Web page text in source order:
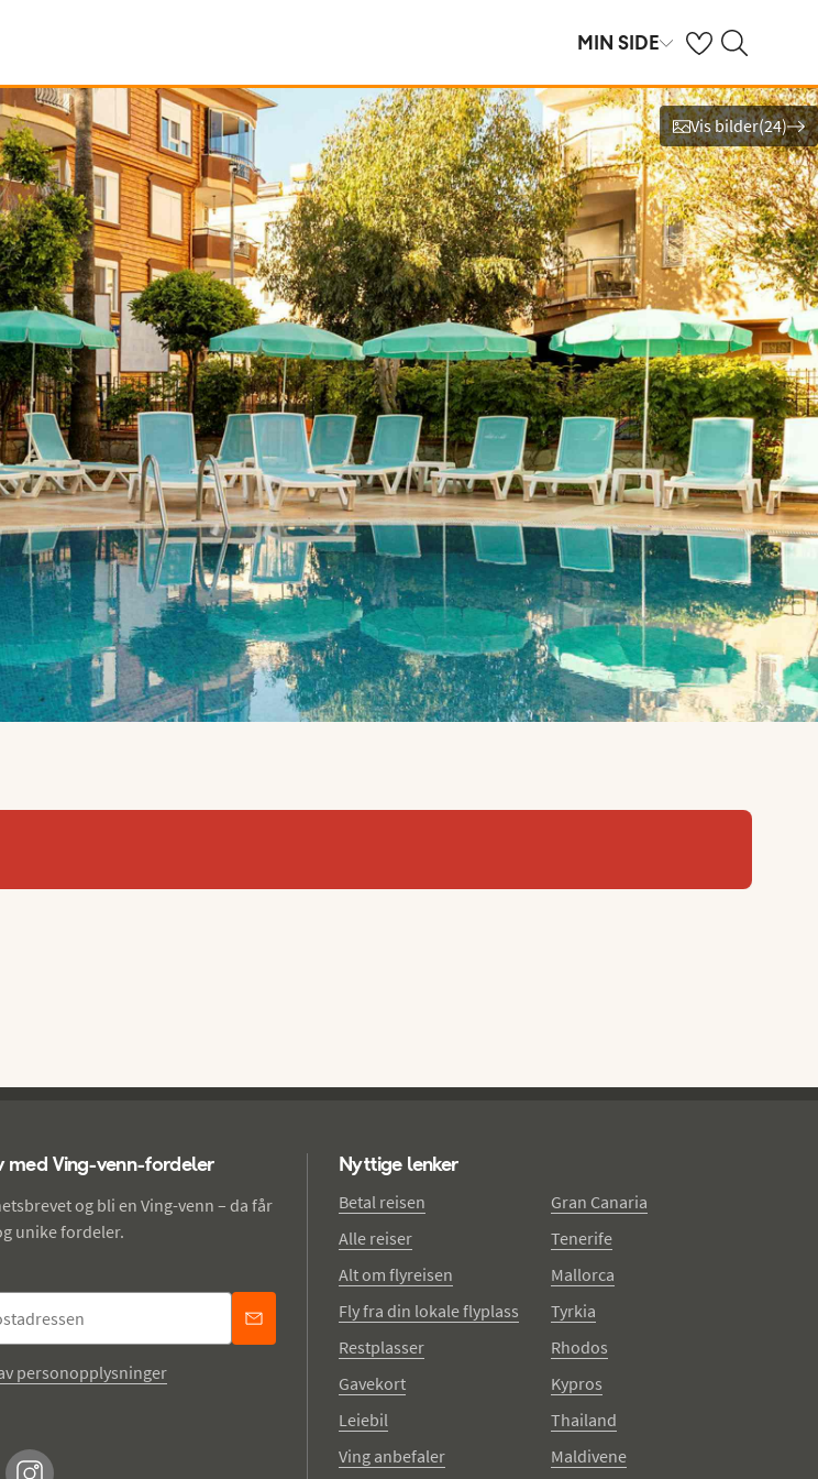
MIN SIDE Se dine sparte
Søk på ving.no
Vis bilder(24)
med Ving-venn-fordeler
og bli en Ving-venn – da får
unike fordeler.
personopplysninger
Nyttige lenker
Betal reisen
Alle reiser
Alt om flyreisen
Fly fra din lokale flyplass
Restplasser
Gavekort
Leiebil
Ving anbefaler
Gran Canaria
Tenerife
Mallorca
Tyrkia
Rhodos
Kypros
Thailand
Maldivene